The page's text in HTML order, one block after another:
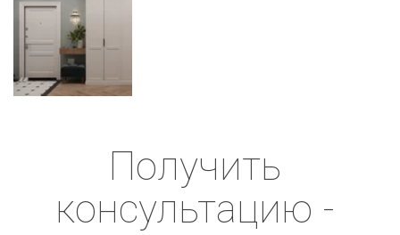
Получить
консультацию -